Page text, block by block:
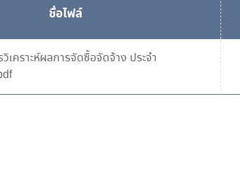
ชื่อไฟล์
เคราะห์ผลการจัดซื้อจัดจ้าง ประจำ